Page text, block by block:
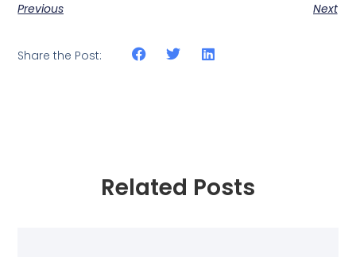
Previous Next
Share the Post:
Related Posts